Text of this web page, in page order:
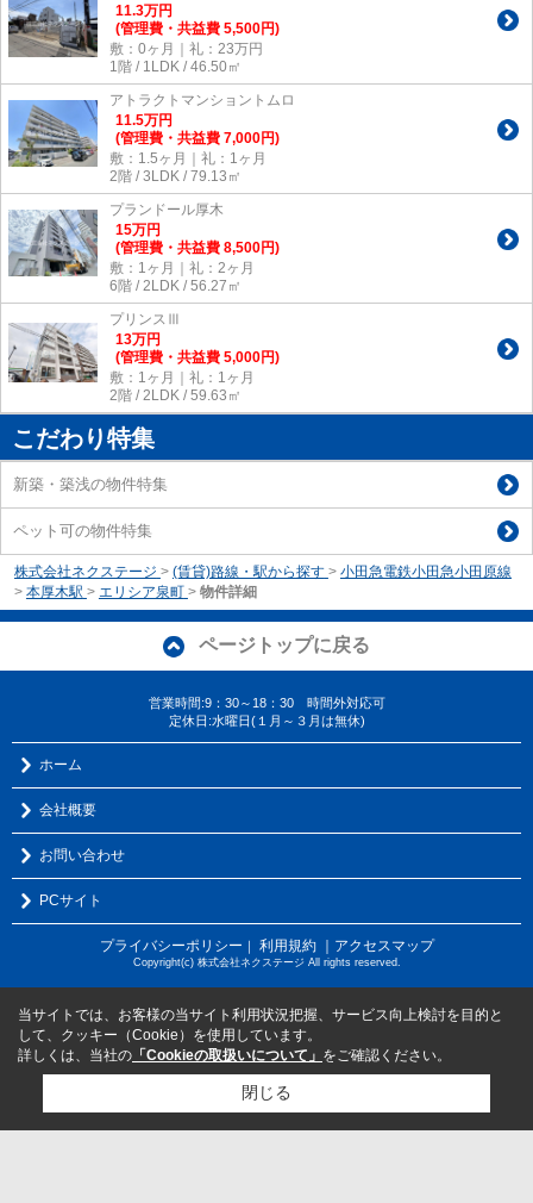
11.3万円
(管理費・共益費 5,500円)
敷：0ヶ月｜礼：23万円
1階 / 1LDK / 46.50㎡
アトラクトマンショントムロ
11.5万円
(管理費・共益費 7,000円)
敷：1.5ヶ月｜礼：1ヶ月
2階 / 3LDK / 79.13㎡
プランドール厚木
15万円
(管理費・共益費 8,500円)
敷：1ヶ月｜礼：2ヶ月
6階 / 2LDK / 56.27㎡
プリンスⅢ
13万円
(管理費・共益費 5,000円)
敷：1ヶ月｜礼：1ヶ月
2階 / 2LDK / 59.63㎡
こだわり特集
新築・築浅の物件特集
ペット可の物件特集
株式会社ネクステージ > (賃貸)路線・駅から探す > 小田急電鉄小田急小田原線
> 本厚木駅 > エリシア泉町 > 物件詳細
ページトップに戻る
営業時間:9：30～18：30 時間外対応可
定休日:水曜日(１月～３月は無休)
ホーム
会社概要
お問い合わせ
PCサイト
プライバシーポリシー ｜ 利用規約 ｜アクセスマップ
Copyright(c) 株式会社ネクステージ All rights reserved.
当サイトでは、お客様の当サイト利用状況把握、サービス向上検討を目的と
して、クッキー（Cookie）を使用しています。
詳しくは、当社の 「Cookieの取扱いについて」 をご確認ください。
閉じる